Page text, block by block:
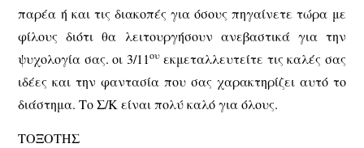
παρέα ή και τις διακοπές για όσους πηγαίνετε τώρα με
φίλους διότι θα λειτουργήσουν ανεβαστικά για την
ψυχολογία σας. οι 3/11ουεκμεταλλευτείτε τις καλές σας
ιδέες και την φαντασία που σας χαρακτηρίζει αυτό το
διάστημα. Το Σ/Κ είναι πολύ καλό για όλους.
ΤΟΞΟΤΗΣ